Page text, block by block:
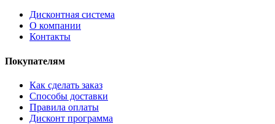
Дисконтная система
О компании
Контакты
Покупателям
Как сделать заказ
Способы доставки
Правила оплаты
Дисконт программа